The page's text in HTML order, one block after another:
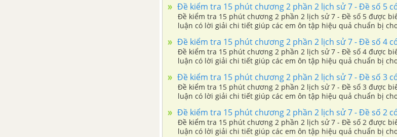
Đề kiểm tra 15 phút chương 2 phần 2 lịch sử 7 - Đề số 5
Đề kiểm tra 15 phút chương 2 phần 2 lịch sử 7 - Đề số 5 được
luận có lời giải chi tiết giúp các em ôn tập hiệu quả chuẩn bị
Đề kiểm tra 15 phút chương 2 phần 2 lịch sử 7 - Đề số 4
Đề kiểm tra 15 phút chương 2 phần 2 lịch sử 7 - Đề số 4 được
luận có lời giải chi tiết giúp các em ôn tập hiệu quả chuẩn bị
Đề kiểm tra 15 phút chương 2 phần 2 lịch sử 7 - Đề số 3
Đề kiểm tra 15 phút chương 2 phần 2 lịch sử 7 - Đề số 3 được
luận có lời giải chi tiết giúp các em ôn tập hiệu quả chuẩn bị
Đề kiểm tra 15 phút chương 2 phần 2 lịch sử 7 - Đề số 2
Đề kiểm tra 15 phút chương 2 phần 2 lịch sử 7 - Đề số 2 được
luận có lời giải chi tiết giúp các em ôn tập hiệu quả chuẩn bị